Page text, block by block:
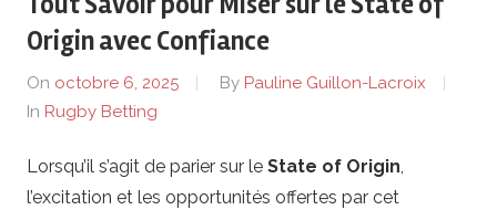
i
t
e
v
Origin avec Confiance
On octobre 6, 2025 By Pauline Guillon-Lacroix
In Rugby Betting
Lorsqu’il s’agit de parier sur le State of Origin,
l’excitation et les opportunités offertes par cet